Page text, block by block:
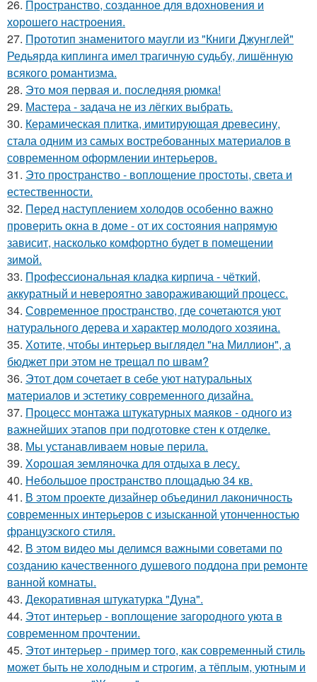
26. Пространство, созданное для вдохновения и
хорошего настроения.
27. Прототип знаменитого маугли из "Книги Джунглей"
Редьярда киплинга имел трагичную судьбу, лишённую
всякого романтизма.
28. Это моя первая и. последняя рюмка!
29. Мастера - задача не из лёгких выбрать.
30. Керамическая плитка, имитирующая древесину,
стала одним из самых востребованных материалов в
современном оформлении интерьеров.
31. Это пространство - воплощение простоты, света и
естественности.
32. Перед наступлением холодов особенно важно
проверить окна в доме - от их состояния напрямую
зависит, насколько комфортно будет в помещении
зимой.
33. Профессиональная кладка кирпича - чёткий,
аккуратный и невероятно завораживающий процесс.
34. Современное пространство, где сочетаются уют
натурального дерева и характер молодого хозяина.
35. Хотите, чтобы интерьер выглядел "на Миллион", а
бюджет при этом не трещал по швам?
36. Этот дом сочетает в себе уют натуральных
материалов и эстетику современного дизайна.
37. Процесс монтажа штукатурных маяков - одного из
важнейших этапов при подготовке стен к отделке.
38. Мы устанавливаем новые перила.
39. Хорошая земляночка для отдыха в лесу.
40. Небольшое пространство площадью 34 кв.
41. В этом проекте дизайнер объединил лаконичность
современных интерьеров с изысканной утонченностью
французского стиля.
42. В этом видео мы делимся важными советами по
созданию качественного душевого поддона при ремонте
ванной комнаты.
43. Декоративная штукатурка "Дуна".
44. Этот интерьер - воплощение загородного уюта в
современном прочтении.
45. Этот интерьер - пример того, как современный стиль
может быть не холодным и строгим, а тёплым, уютным и